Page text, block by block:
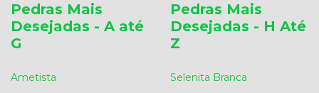
Pedras Mais
Desejadas - A até
G
Ametista
Pedras Mais
Desejadas - H Até
Z
Selenita Branca